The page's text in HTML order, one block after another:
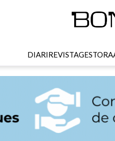
DIARIREVISTAGESTORA